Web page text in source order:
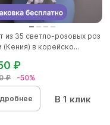
из 35 светло-розовых роз
(Кения) в корейско...
₽ -50%
₽
В 1 клик